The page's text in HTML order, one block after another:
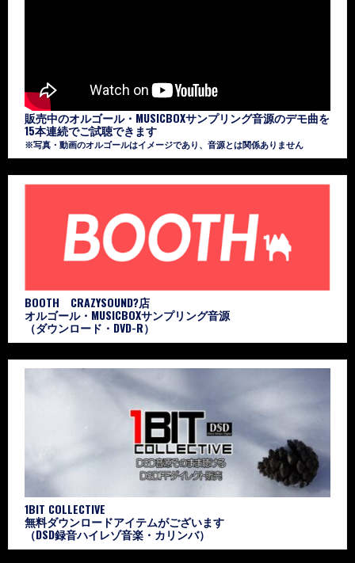
販売中のオルゴール・MUSICBOXサンプリング音源のデモ曲を
15本連続でご試聴できます
※写真・動画のオルゴールはイメージであり、音源とは関係ありません
BOOTH CRAZYSOUND?店
オルゴール・MUSICBOXサンプリング音源
（ダウンロード・DVD-R）
1BIT COLLECTIVE
無料ダウンロードアイテムがございます
（DSD録音ハイレゾ音楽・カリンバ）